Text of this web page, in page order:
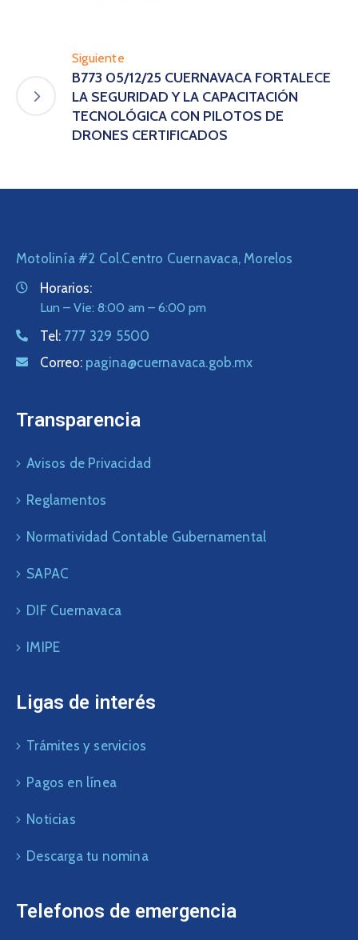
Siguiente
B773 05/12/25 CUERNAVACA FORTALECE
LA SEGURIDAD Y LA CAPACITACIÓN
TECNOLÓGICA CON PILOTOS DE
DRONES CERTIFICADOS
Motolinía #2 Col.Centro Cuernavaca, Morelos
Horarios:
Lun – Vie: 8:00 am – 6:00 pm
Tel: 777 329 5500
Correo: pagina@cuernavaca.gob.mx
Transparencia
Avisos de Privacidad
Reglamentos
Normatividad Contable Gubernamental
SAPAC
DIF Cuernavaca
IMIPE
Ligas de interés
Trámites y servicios
Pagos en línea
Noticias
Descarga tu nomina
Telefonos de emergencia